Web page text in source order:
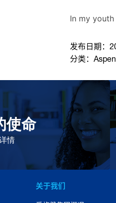
In my
发布日期：
分类：
使命
情
命健康和质量
关于我们